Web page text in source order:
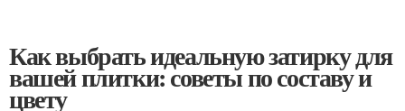
Как выбрать идеальную затирку для
вашей плитки: советы по составу и
цвету